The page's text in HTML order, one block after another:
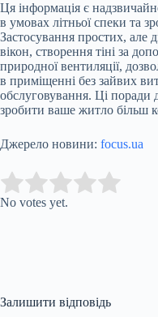
Ця інформація є
в умовах літньої спеки та
Застосування простих, але
вікон, створення тіні за
природної вентиляції,
в приміщенні без зайвих
обслуговування. Ці
зробити ваше житло більш
Джерело новини: focus.ua
Rate this item:
No votes yet.
Залишити відповідь